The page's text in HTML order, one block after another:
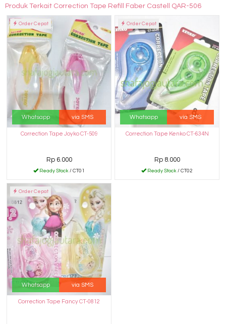
Produk Terkait Correction Tape Refill Faber Castell QAR-506
Order Cepat
Whatsapp via SMS
Correction Tape Joyko CT-509
Rp 6.000
Ready Stock / CT01
Order Cepat
Whatsapp via SMS
Correction Tape Kenko CT-634N
Rp 8.000
Ready Stock / CT02
Order Cepat
Whatsapp via SMS
Correction Tape Fancy CT-0812